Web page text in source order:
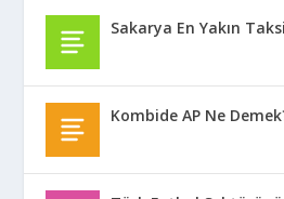
Sakarya En Yakın Taksi
Kombide AP Ne